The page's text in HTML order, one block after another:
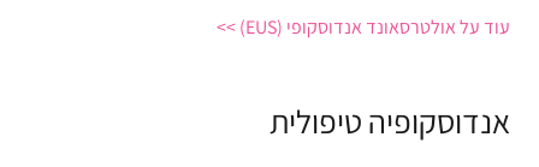
עוד על אולטרסאונד אנדוסקופי (EUS) >>
אנדוסקופיה טיפולית